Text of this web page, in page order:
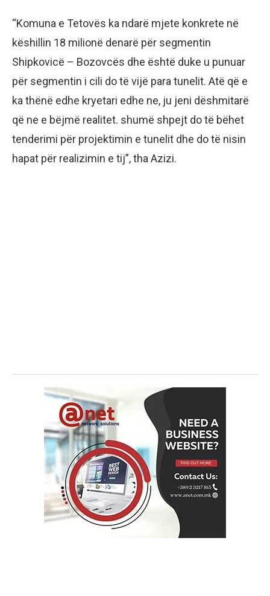
“Komuna e Tetovës ka ndarë mjete konkrete në
këshillin 18 milionë denarë për segmentin
Shipkovicë – Bozovcës dhe është duke u punuar
për segmentin i cili do të vijë para tunelit. Atë që e
ka thënë edhe kryetari edhe ne, ju jeni dëshmitarë
që ne e bëjmë realitet. shumë shpejt do të bëhet
tenderimi për projektimin e tunelit dhe do të nisin
hapat për realizimin e tij”, tha Azizi.